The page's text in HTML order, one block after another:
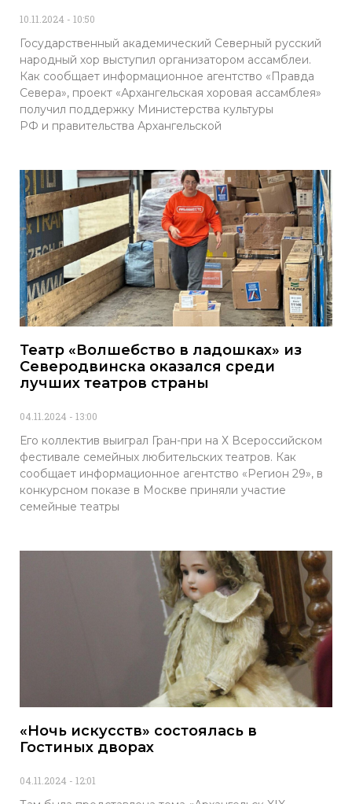
10.11.2024 10:50
Государственный академический Северный русский
народный хор выступил организатором ассамблеи.
Как сообщает информационное агентство «Правда
Севера», проект «Архангельская хоровая ассамблея»
получил поддержку Министерства культуры
РФ и правительства Архангельской
Театр «Волшебство в ладошках» из
Северодвинска оказался среди
лучших театров страны
04.11.2024 13:00
Его коллектив выиграл Гран-при на Х Всероссийском
фестивале семейных любительских театров. Как
сообщает информационное агентство «Регион 29», в
конкурсном показе в Москве приняли участие
семейные театры
«Ночь искусств» состоялась в
Гостиных дворах
04.11.2024 12:01